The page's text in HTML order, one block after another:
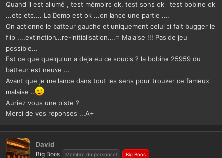
n
Quand il est allumé , test mémoire ok, test sons ok , test bobine ok
...etc etc.... La Demo est ok ...on lance une partie ....
On actionne le batteur gauche et uniquement celui ci fait bugger le
flip ....extinction...re-initialisation....= Malaise !!! Pas de jeu
possible...
Est ce que quelqu'un a deja eu ce soucis ? la bobine 25959 du
batteur est neuve ...
Avant que je me lance dans tout les sens pour trouver ce fameux
malaise ..
Auriez vous une piste ?
Merci de vos reponses ...A+
David
Big Boos Membre du personnel Big Boos